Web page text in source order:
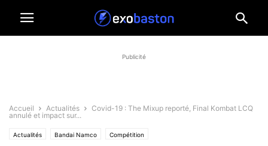
Publicité
Accueil Actualités
Covid-19 : The Mixup reporté, Final Kombat LCQ
annulé et impact sur...
Actualités Bandai Namco Compétition